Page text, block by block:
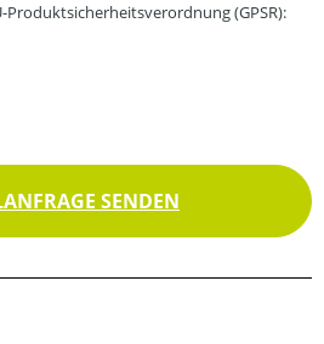
Produktsicherheitsverordnung (GPSR):
SENDEN